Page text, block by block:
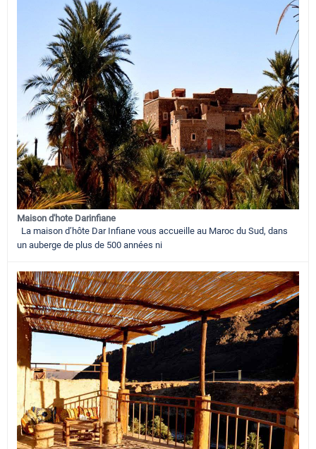
Maison d'hote Darinfiane
La maison d’hôte Dar Infiane vous accueille au Maroc du Sud, dans
un auberge de plus de 500 années ni